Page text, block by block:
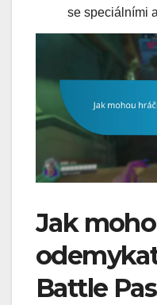
se speciálními
Jak
Battle